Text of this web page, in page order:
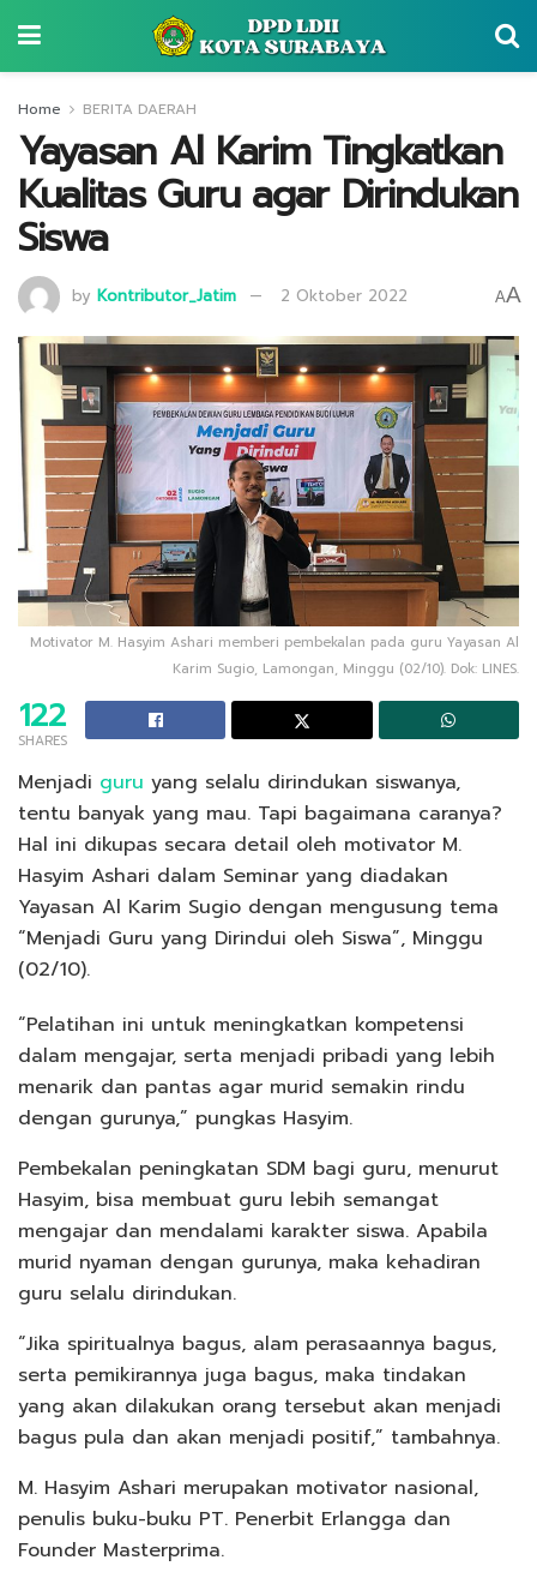
Home BERITA DAERAH
Yayasan Al Karim Tingkatkan
Kualitas Guru agar Dirindukan
Siswa
by Kontributor_Jatim 2 Oktober 2022 AA
Motivator M. Hasyim Ashari memberi pembekalan pada guru Yayasan Al
Karim Sugio, Lamongan, Minggu (02/10). Dok: LINES.
122
SHARES
Menjadi guru yang selalu dirindukan siswanya,
tentu banyak yang mau. Tapi bagaimana caranya?
Hal ini dikupas secara detail oleh motivator M.
Hasyim Ashari dalam Seminar yang diadakan
Yayasan Al Karim Sugio dengan mengusung tema
“Menjadi Guru yang Dirindui oleh Siswa”, Minggu
(02/10).
“Pelatihan ini untuk meningkatkan kompetensi
dalam mengajar, serta menjadi pribadi yang lebih
menarik dan pantas agar murid semakin rindu
dengan gurunya,” pungkas Hasyim.
Pembekalan peningkatan SDM bagi guru, menurut
Hasyim, bisa membuat guru lebih semangat
mengajar dan mendalami karakter siswa. Apabila
murid nyaman dengan gurunya, maka kehadiran
guru selalu dirindukan.
“Jika spiritualnya bagus, alam perasaannya bagus,
serta pemikirannya juga bagus, maka tindakan
yang akan dilakukan orang tersebut akan menjadi
bagus pula dan akan menjadi positif,” tambahnya.
M. Hasyim Ashari merupakan motivator nasional,
penulis buku-buku PT. Penerbit Erlangga dan
Founder Masterprima.